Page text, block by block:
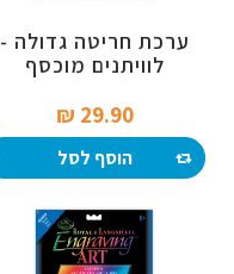
ערכת חריטה גדולה -
לוויתנים מוכסף
29.90 ₪‎
הוסף לסל